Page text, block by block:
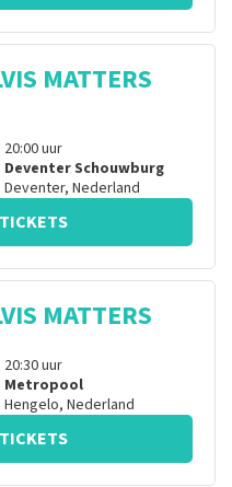
MATTERS
20:00uur
Deventer Schouwburg
Deventer, Nederland
MATTERS
20:30uur
Metropool
Hengelo, Nederland